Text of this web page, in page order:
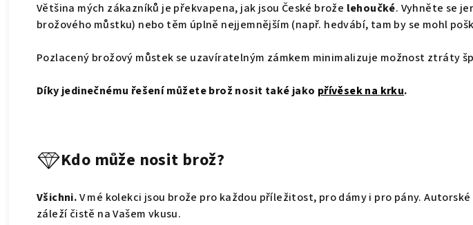
Většina mých zákazníků je překvapena, jak jsou České brože lehoučké. Vyhněte se
brožového můstku) nebo těm úplně nejjemnějším (např. hedvábí, tam by se mohl
Pozlacený brožový můstek se uzavíratelným zámkem minimalizuje možnost ztráty
Díky jedinečnému řešení můžete brož nosit také jako přívěsek na krku.
Kdo může nosit brož?
Všichni.V mé kolekci jsou brože pro každou příležitost, pro dámy i pro pány.
záleží čistě na Vašem vkusu.